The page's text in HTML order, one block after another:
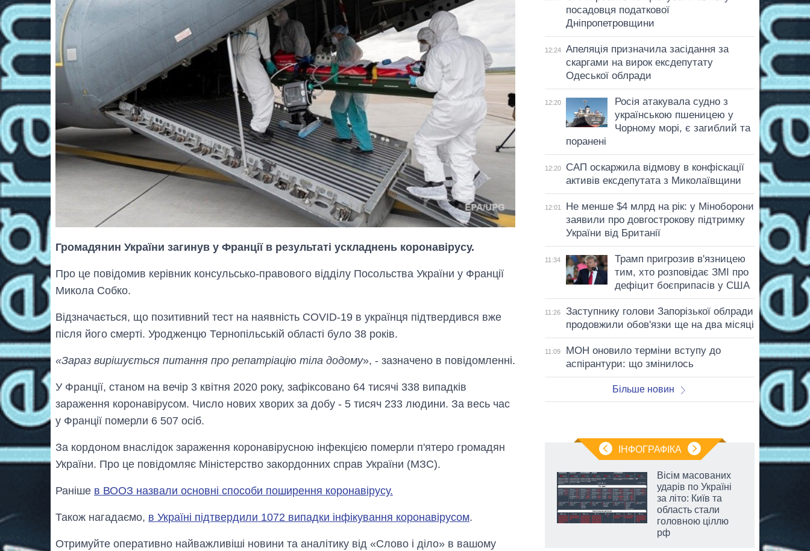
Громадянин України загинув у Франції в результаті ускладнень коронавірусу.
Про це повідомив керівник консульсько-правового відділу Посольства України у Франції
Микола Собко.
Відзначається, що позитивний тест на наявність COVID-19 в українця підтвердився вже
після його смерті. Уродженцю Тернопільській області було 38 років.
«Зараз вирішується питання про репатріацію тіла додому», - зазначено в повідомленні.
У Франції, станом на вечір 3 квітня 2020 року, зафіксовано 64 тисячі 338 випадків
зараження коронавірусом. Число нових хворих за добу - 5 тисяч 233 людини. За весь час
у Франції померли 6 507 осіб.
За кордоном внаслідок зараження коронавірусною інфекцією померли п'ятеро громадян
України. Про це повідомляє Міністерство закордонних справ України (МЗС).
Раніше в ВООЗ назвали основні способи поширення коронавірусу.
Також нагадаємо, в Україні підтвердили 1072 випадки інфікування коронавірусом.
Отримуйте оперативно найважливіші новини та аналітику від «Слово і діло» в вашому
посадовця податкової
Дніпропетровщини
12:24
Апеляція призначила засідання за
скаргами на вирок ексдепутату
Одеської облради
12:20
Росія атакувала судно з
українською пшеницею у
Чорному морі, є загиблий та
поранені
12:20
САП оскаржила відмову в конфіскації
активів ексдепутата з Миколаївщини
12:01
Не менше $4 млрд на рік: у Міноборони
заявили про довгострокову підтримку
України від Британії
11:34
Трамп пригрозив в'язницею
тим, хто розповідає ЗМІ про
дефіцит боєприпасів у США
11:26
Заступнику голови Запорізької облради
продовжили обов'язки ще на два місяці
11:09
МОН оновило терміни вступу до
аспірантури: що змінилось
Більше новин
ІНФОГРАФІКА
OpenAI та
Вісім масованих
ударів по Україні
за літо: Київ та
область стали
головною ціллю
рф